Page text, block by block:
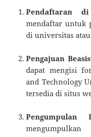
Pendaftaran
mendaftar untuk
di universitas
Pengajuan
dapat mengisi
and Technology
tersedia di situs
Pengumpulan